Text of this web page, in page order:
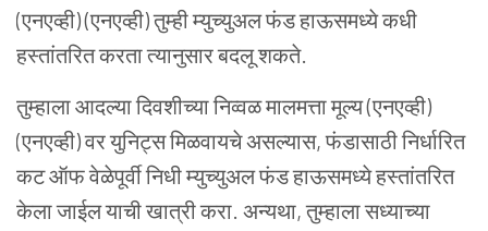
(एनएव्ही) (एनएव्ही) तुम्ही म्युच्युअल फंड हाऊसमध्ये कधी
हस्तांतरित करता त्यानुसार बदलू शकते.
तुम्हाला आदल्या दिवशीच्या निव्वळ मालमत्ता मूल्य (एनएव्ही)
(एनएव्ही) वर युनिट्स मिळवायचे असल्यास, फंडासाठी निर्धारित
कट ऑफ वेळेपूर्वी निधी म्युच्युअल फंड हाऊसमध्ये हस्तांतरित
केला जाईल याची खात्री करा. अन्यथा, तुम्हाला सध्याच्या